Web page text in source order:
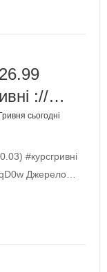
://…
Гривня сьогодні
#курсгривні
Джерело…